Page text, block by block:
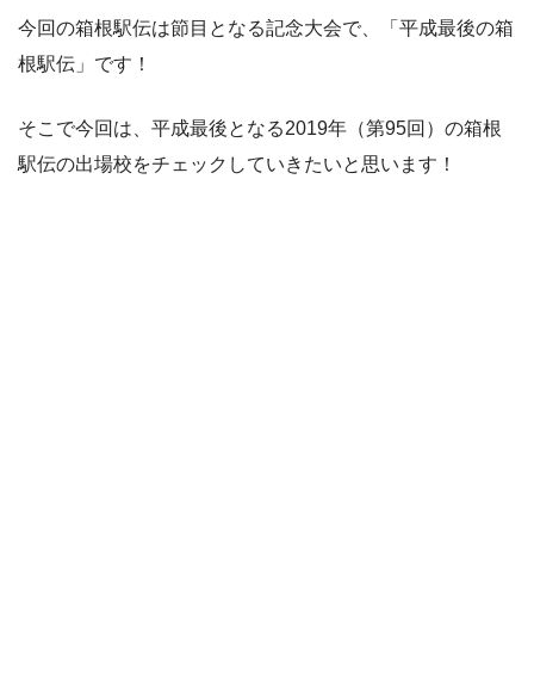
今回の箱根駅伝は節目となる記念大会で、「平成最後の箱
根駅伝」です！
そこで今回は、平成最後となる2019年（第95回）の箱根
駅伝の出場校をチェックしていきたいと思います！